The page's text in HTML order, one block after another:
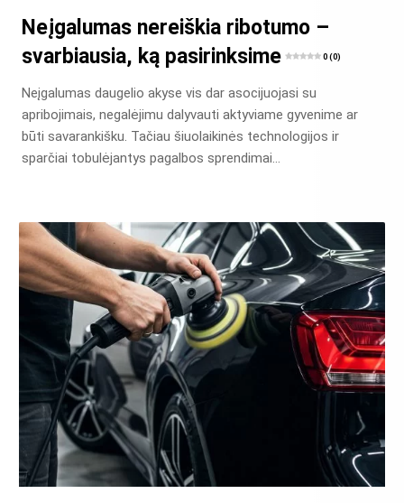
Neįgalumas nereiškia ribotumo –
svarbiausia, ką pasirinksime
0 (0)
Neįgalumas daugelio akyse vis dar asocijuojasi su
apribojimais, negalėjimu dalyvauti aktyviame gyvenime ar
būti savarankišku. Tačiau šiuolaikinės technologijos ir
sparčiai tobulėjantys pagalbos sprendimai…